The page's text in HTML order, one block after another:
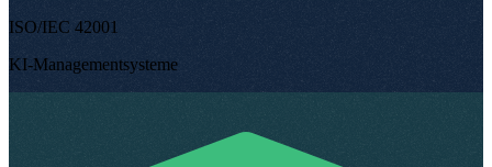
ISO/IEC 42001
KI-Managementsysteme